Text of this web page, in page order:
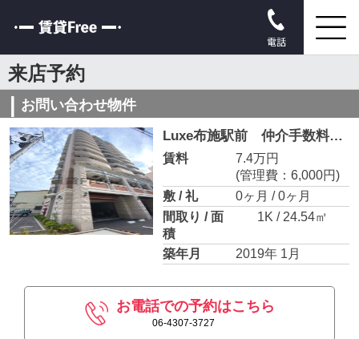
電話
来店予約
お問い合わせ物件
Luxe布施駅前 仲介手数料無料
賃料
7.4万円
(管理費：6,000円)
敷 / 礼
0ヶ月 / 0ヶ月
間取り / 面
積
1K / 24.54㎡
築年月 2019年 1月
お電話での予約はこちら
06-4307-3727